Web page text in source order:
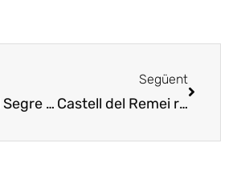
Costers del Segre recupera el patrimoni vitícola de les comarques de Ponent
Següent
Castell del Remei rep la certificació “Biosphere” de turisme responsable i sostenible